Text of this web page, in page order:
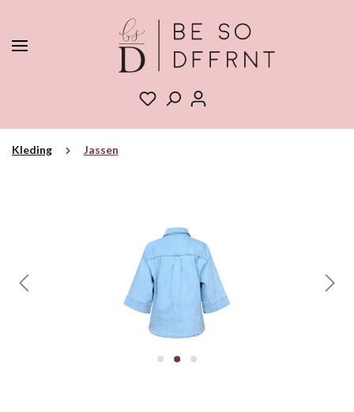
Kleding Jassen